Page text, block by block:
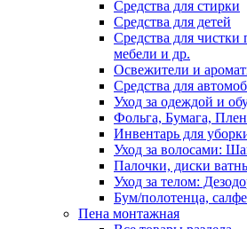
Средства для стирки
Средства для детей
Средства для чистки
мебели и др.
Освежители и
Средства для
Уход за одеждой и
Фольга, Бумага,
Инвентарь для
Уход за волосами:
Палочки, диски
Уход за телом:
Бум/полотенца,
Пена монтажная